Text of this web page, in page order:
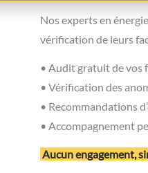
Nos experts en
vérification de leurs
• Audit gratuit de vos
• Vérification des
• Recommandations
• Accompagnement
Aucun engagement,